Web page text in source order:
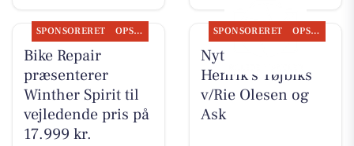
SPONSORERET OPSLAGSTAVLEN
Bike Repair
præsenterer
Winther Spirit til
vejledende pris på
17.999 kr.
SPONSORERET OPSLAGSTAVLEN
Nyt fra Rie &
Henrik's Tøjbiks
v/Rie Olesen og
Ask